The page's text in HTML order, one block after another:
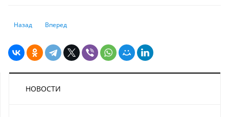
Предыдущий: Работников Amazon по всему миру призвали к
Назад Следующий: Расходы на обнаружение финансового
Вперед
НОВОСТИ